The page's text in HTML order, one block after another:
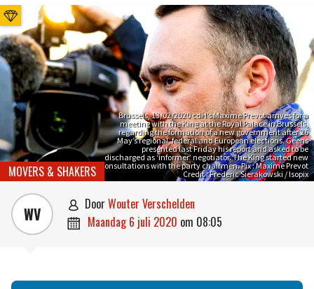
Brussels, 13/02/2020 cdH’s Maxime Prevot arrives for a
meeting with the King at the Royal Palace in Brussels,
regarding the formation of a new government after 26
May’s regional, federal and European elections. Geens
presented last Friday his report and asked to be
discharged as ‘informer’ negotiator. The King started new
consultations with the party chairmen. Pix : Maxime Prevot
Credit : Frederic Sierakowski / Isopix
MOVERS & SHAKERS
WV  door Wouter Verschelden
 maandag 6 juli 2020 om 08:05